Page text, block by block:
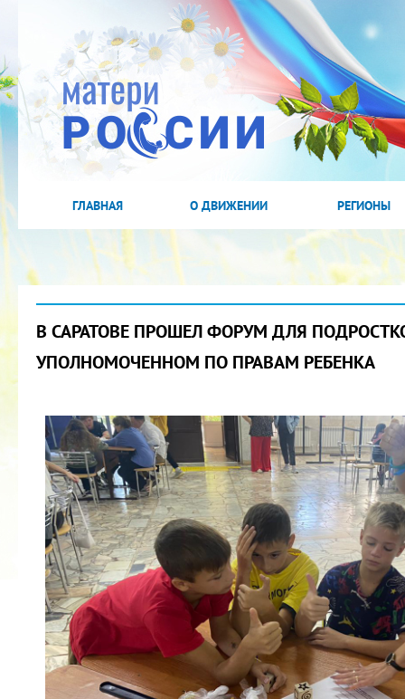
ГЛАВНАЯ О ДВИЖЕНИИ РЕГИОНЫ
В САРАТОВЕ ПРОШЕЛ ФОРУМ ДЛЯ
УПОЛНОМОЧЕННОМ ПО ПРАВАМ РЕБЕНКА
2022 ГОД ПРОВОЗГЛАШЕН ГОДОМ
МАТЕРИ В ЯКУТИИ
19.12.2021